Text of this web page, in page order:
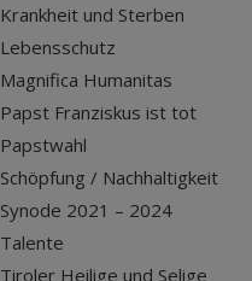
Krankheit und Sterben
Lebensschutz
Magnifica Humanitas
Papst Franziskus ist tot
Papstwahl
Schöpfung / Nachhaltigkeit
Synode 2021 – 2024
Talente
Tiroler Heilige und Selige